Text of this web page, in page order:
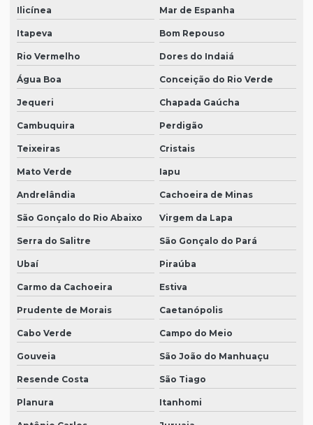
Ilicínea Mar de Espanha
Itapeva Bom Repouso
Rio Vermelho Dores do Indaiá
Água Boa Conceição do Rio Verde
Jequeri Chapada Gaúcha
Cambuquira Perdigão
Teixeiras Cristais
Mato Verde Iapu
Andrelândia Cachoeira de Minas
São Gonçalo do Rio Abaixo Virgem da Lapa
Serra do Salitre São Gonçalo do Pará
Ubaí Piraúba
Carmo da Cachoeira Estiva
Prudente de Morais Caetanópolis
Cabo Verde Campo do Meio
Gouveia São João do Manhuaçu
Resende Costa São Tiago
Planura Itanhomi